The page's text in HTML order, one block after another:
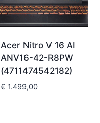
Acer Nitro V 16 AI
ANV16-42-R8PW
(4711474542182)
€ 1.499,00